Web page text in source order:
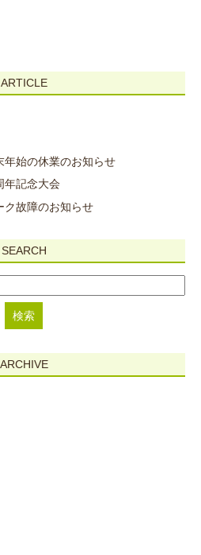
ARTICLE
年始の休業のお知らせ
年記念大会
故障のお知らせ
SEARCH
ARCHIVE